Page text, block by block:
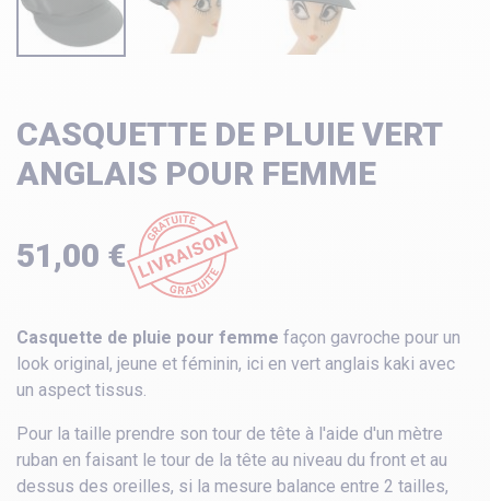
CASQUETTE DE PLUIE VERT
ANGLAIS POUR FEMME
51,00 €
Casquette de pluie pour femme façon gavroche pour un
look original, jeune et féminin, ici en vert anglais kaki avec
un aspect tissus.
Pour la taille prendre son tour de tête à l'aide d'un mètre
ruban en faisant le tour de la tête au niveau du front et au
dessus des oreilles, si la mesure balance entre 2 tailles,